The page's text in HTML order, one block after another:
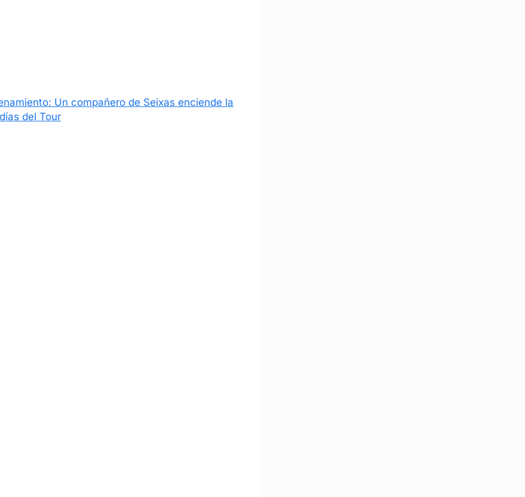
Un compañero de Seixas enciende la
del Tour